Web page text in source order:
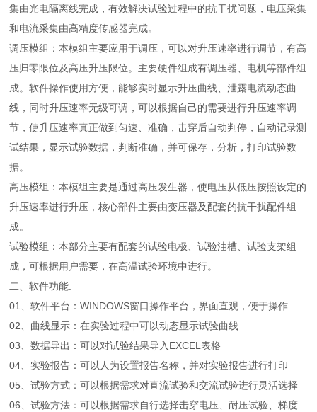
集由光电隔离线完成，有效解决试验过程中的抗干扰问题，电压采集
和电流采集由高精度传感器完成。
调压模组：本模组主要应用于调压，可以对升压速率进行调节，有高
压归零限位及高压升压限位。主要硬件组成有调压器、电机等部件组
成。软件操作使用方便，能够实时显示升压曲线、泄露电流动态曲
线，同时升压速率无级可调，可以根据自己的需要进行升压速率调
节，使升压速率真正做到匀速、准确，击穿后自动判停，自动记录测
试结果，显示试验数据，判断准确，并可保存，分析，打印试验数
据。
高压模组：本模组主要是通过高压发生器，使电压从低压按照设定的
升压速率进行升压，核心部件主要由变压器及配套的抗干扰配件组
成。
试验模组：本部分主要有配套的试验电极、试验油槽、试验支架组
成，可根据用户需要，在高温试验环境中进行。
二、软件功能:
01、软件平台：WINDOWS窗口操作平台，界面直观，便于操作
02、曲线显示：在实验过程中可以动态显示试验曲线
03、数据导出：可以对试验结果导入EXCEL表格
04、实验报告：可以人为设置报告名称，并对实验报告进行打印
05、试验方式：可以根据需求对直流试验和交流试验进行灵活选择
06、试验方法：可以根据需求自行选择击穿电压、耐压试验、梯度